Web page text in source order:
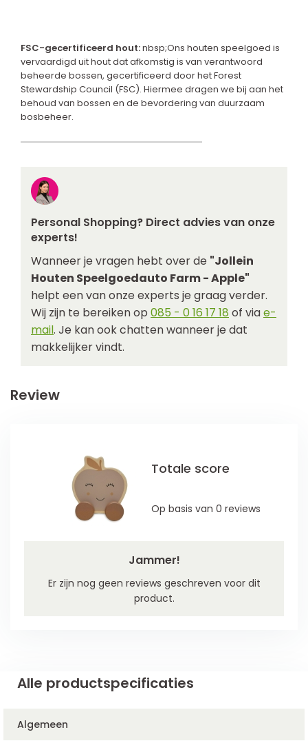
FSC-gecertificeerd hout:nbsp;Ons houten speelgoed is
vervaardigd uit hout dat afkomstig is van verantwoord
beheerde bossen, gecertificeerd door het Forest
Stewardship Council (FSC). Hiermee dragen we bij aan het
behoud van bossen en de bevordering van duurzaam
bosbeheer.
Personal Shopping? Direct advies van onze
experts!
Wanneer je vragen hebt over de "Jollein
Houten Speelgoedauto Farm - Apple"
helpt een van onze experts je graag verder.
Wij zijn te bereiken op 085 - 0 16 17 18 of viae-
mail. Je kan ook chatten wanneer je dat
makkelijker vindt.
Review
Jammer!
Er zijn nog geen reviews geschreven voor dit
product.
Totale score
Op basis van 0 reviews
Alle productspecificaties
Algemeen